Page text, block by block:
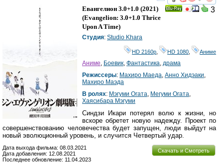
смотреть
3
Евангелион 3.0+1.0 (2021)
(Evangelion: 3.0+1.0 Thrice
Upon A Time)
Студия: Studio Khara
HD 2160р, HD 1080, Аниме
Аниме, Боевик, Фантастика, драма
Режиссеры: Махиро Маеда, Анно Хидэаки,
Махиро Маэда
В ролях: Мэгуми Огата, Мегуми Огата,
Хаясибара Мэгуми
Синдзи Икари потерял волю к жизни, но
вскоре обретет новую надежду. Проект по
совершенствованию человечества будет запущен, люди выйдут на
новый эволюционный уровень, и случится Четвертый удар.
Скачать и Смотреть
Дата выхода фильма: 08.03.2021
Дата добавления: 12.08.2021
Последнее обновление: 11.04.2023